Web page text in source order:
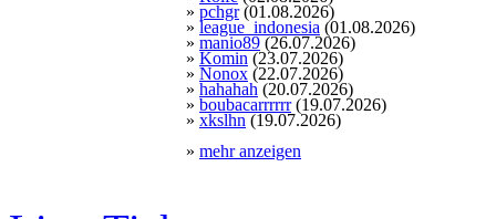
» pchgr(01.08.2026)
» league_indonesia (01.08.2026)
» manio89 (26.07.2026)
» Komin (23.07.2026)
» Nonox (22.07.2026)
» hahahah (20.07.2026)
» boubacarrrrrr(19.07.2026)
» xkslhn (19.07.2026)
» mehr anzeigen